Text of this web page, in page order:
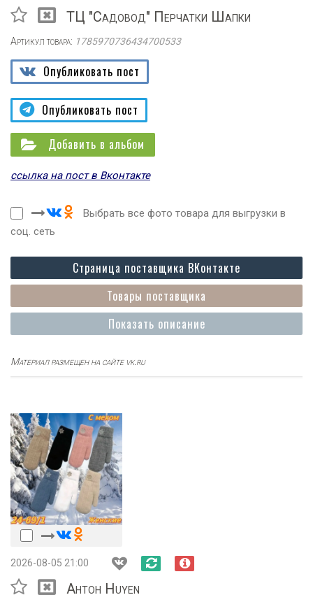
ТЦ "Садовод" Перчатки Шапки
Артикул товара: 1785970736434700533
Опубликовать пост
Опубликовать пост
Добавить в альбом
ссылка на пост в Вконтакте
Выбрать все фото товара для выгрузки в
соц. сеть
Показать описание
Товары поставщика
Страница поставщика ВКонтакте
Материал размещен на сайте vk.ru
2026-08-05 21:00
Ahtoh Huyen